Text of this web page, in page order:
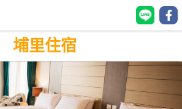
埔里住宿